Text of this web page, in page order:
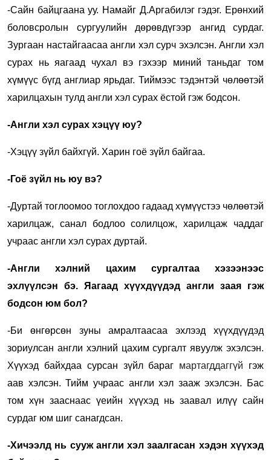
-Сайн байцгаана уу. Намайг Д.Аргабилэг гэдэг. Ерөнхий
боловсролын сургуулийн дөрөвдүгээр ангид сурдаг.
Зургаан настайгаасаа англи хэл сурч эхэлсэн. Англи хэл
сурах нь яагаад чухал вэ гэхээр миний таньдаг том
хүмүүс бүгд англиар ярьдаг. Тиймээс тэдэнтэй чөлөөтэй
харилцахын тулд англи хэл сурах ёстой гэж бодсон.
-Англи хэл сурах хэцүү юу?
-Хэцүү зүйл байхгүй. Харин гоё зүйл байгаа.
-Гоё зүйл нь юу вэ?
-Дуртай тоглоомоо тоглохдоо гадаад хүмүүстээ чөлөөтэй
харилцаж, санал бодлоо солилцож, харилцаж чаддаг
учраас англи хэл сурах дуртай.
-Англи хэлний цахим сургалтаа хэзээнээс
эхлүүлсэн бэ. Яагаад хүүхдүүдэд англи заая гэж
бодсон юм бол?
-Би өнгөрсөн зуны амралтаасаа эхлээд хүүхдүүдэд
зориулсан англи хэлний цахим сургалт явуулж эхэлсэн.
Хүүхэд байхдаа сурсан зүйл бараг мартагддаггүй гэж
аав хэлсэн. Тийм учраас англи хэл зааж эхэлсэн. Бас
том хүн зааснаас үеийн хүүхэд нь заавал илүү сайн
сурдаг юм шиг санагдсан.
-Хичээлд нь сууж англи хэл заалгасан хэдэн хүүхэд